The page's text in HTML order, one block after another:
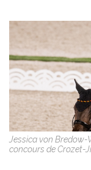
Jessica von Bredow-
concours de Crozet-